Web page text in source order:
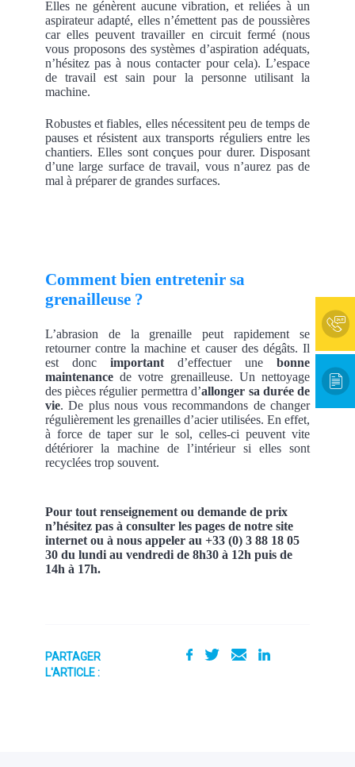
Elles ne génèrent aucune vibration, et reliées à un
aspirateur adapté, elles n’émettent pas de poussières
car elles peuvent travailler en circuit fermé (nous
vous proposons des systèmes d’aspiration adéquats,
n’hésitez pas à nous contacter pour cela). L’espace
de travail est sain pour la personne utilisant la
machine.
Robustes et fiables, elles nécessitent peu de temps de
pauses et résistent aux transports réguliers entre les
chantiers. Elles sont conçues pour durer. Disposant
d’une large surface de travail, vous n’aurez pas de
mal à préparer de grandes surfaces.
Comment bien entretenir sa
grenailleuse ?
L’abrasion de la grenaille peut rapidement se
retourner contre la machine et causer des dégâts. Il
est donc importantd’effectuer unebonne
maintenancede votre grenailleuse. Un nettoyage
des pièces régulier permettra d’allonger sa durée de
vie. De plus nous vous recommandons de changer
régulièrement les grenailles d’acier utilisées. En effet,
à force de taper sur le sol, celles-ci peuvent vite
détériorer la machine de l’intérieur si elles sont
recyclées trop souvent.
Pour tout renseignement ou demande de prix
n’hésitez pas à consulter les pages de notre site
internet ou à nous appeler au +33 (0) 3 88 18 05
30 du lundi au vendredi de 8h30 à 12h puis de
14h à 17h.
PARTAGER
L'ARTICLE :